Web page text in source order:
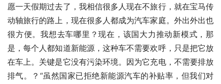
愿一天假期过去了，我相信很多人现在不旅行，就在宝马传
动轴旅行的路上，现在很多人都成为汽车家庭。外出外出也
很方便。我想去车哪里？现在，该国大力推动新模式，那
是，每个人都知道新能源，这种车不需要欢呼，只是把它放
在车上。关键是它没有污染环境。因为它充电，不需要排放
排气。？“虽然国家已拒绝新能源汽车的补贴率，但我们对